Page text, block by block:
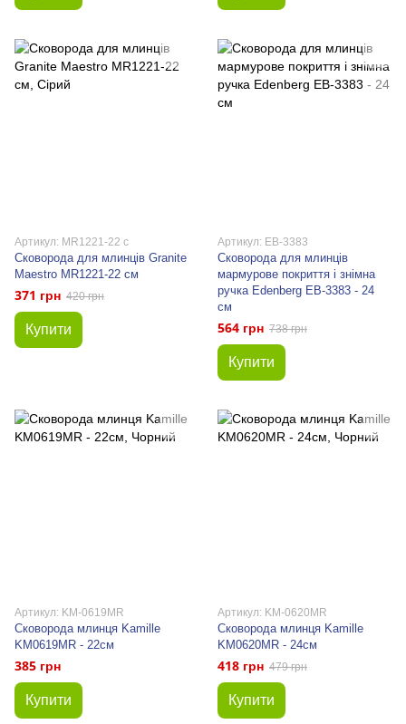
Артикул: MR1221-22 c
Сковорода для млинців Granite
Maestro MR1221-22 см
371 грн 420 грн
Купити
Артикул: EB-3383
Сковорода для млинців
мармурове покриття і знімна
ручка Edenberg EB-3383 - 24
см
564 грн 738 грн
Купити
Артикул: KM-0619MR
Сковорода млинця Kamille
KM0619MR - 22см
385 грн
Купити
Артикул: KM-0620MR
Сковорода млинця Kamille
KM0620MR - 24см
418 грн 479 грн
Купити